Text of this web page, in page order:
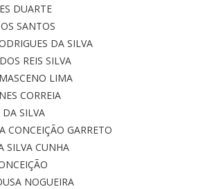
DUARTE
SANTOS
DA SILVA
REIS SILVA
LIMA
CORREIA
SILVA
CONCEIÇÃO GARRETO
SILVA CUNHA
NOGUEIRA